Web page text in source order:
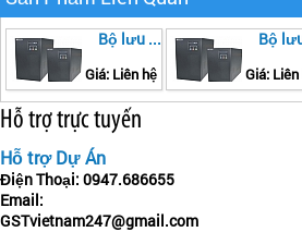
Bộ lưu điện Ups BEKO BK3120K
Giá: Liên hệ Giá:
Hỗ trợ trực tuyến
Hỗ trợ Dự Án
Điện Thoại: 0947.686655
Email:
GSTvietnam247@gmail.com